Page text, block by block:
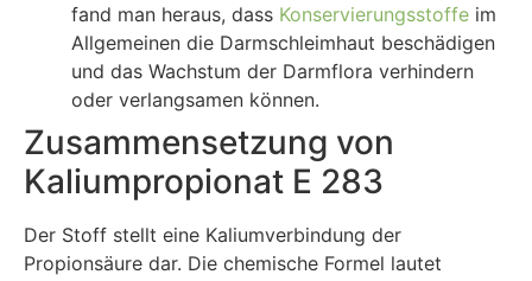
fand man heraus, dass Konservierungsstoffe im
Allgemeinen die Darmschleimhaut beschädigen
und das Wachstum der Darmflora verhindern
oder verlangsamen können.
Zusammensetzung von
Kaliumpropionat E 283
Der Stoff stellt eine Kaliumverbindung der
Propionsäure dar. Die chemische Formel lautet